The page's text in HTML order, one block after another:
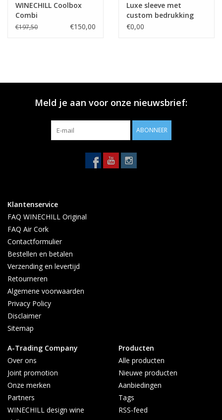
WINECHILL Coolbox
Combi
€197,50 €150,00
Luxe sleeve met
custom bedrukking
€0,00
Meld je aan voor onze nieuwsbrief:
ABONNEER
Klantenservice
FAQ WINECHILL Original
FAQ Air Cork
Contactformulier
Bestellen en betalen
Verzending en levertijd
Retourneren
Algemene voorwaarden
Privacy Policy
Disclaimer
Sitemap
A-Trading Company
Over ons
Joint promotion
Onze merken
Partners
WINECHILL design wine
Producten
Alle producten
Nieuwe producten
Aanbiedingen
Tags
RSS-feed